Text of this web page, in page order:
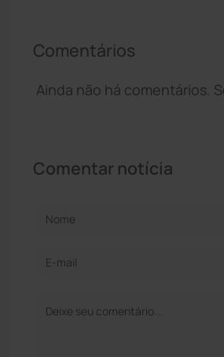
Comentários
Ainda não há comentários.
Comentar notícia